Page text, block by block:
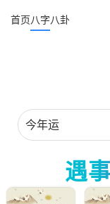
首页八字八卦
遇